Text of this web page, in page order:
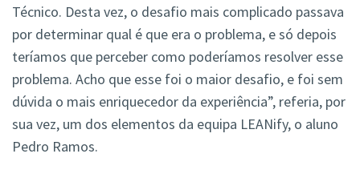
Técnico. Desta vez, o desafio mais complicado passava
por determinar qual é que era o problema, e só depois
teríamos que perceber como poderíamos resolver esse
problema. Acho que esse foi o maior desafio, e foi sem
dúvida o mais enriquecedor da experiência”, referia, por
sua vez, um dos elementos da equipa LEANify, o aluno
Pedro Ramos.